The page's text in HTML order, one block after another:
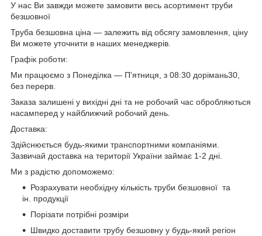
У нас Ви завжди можете замовити весь асортимент труби
безшовної
Труба безшовна ціна — залежить від обсягу замовлення, ціну
Ви можете уточнити в наших менеджерів.
Графік роботи:
Ми працюємо з Понеділка — П'ятниця, з 08:30 дорімань30,
без перерв.
Заказа залишені у вихідні дні та не робочий час обробляються
насамперед у найближчий робочий день.
Доставка:
Здійснюється будь-якими транспортними компаніями.
Зазвичай доставка на території України займає 1-2 дні.
Ми з радістю допоможемо:
Розрахувати необхідну кількість труби безшовної та
ін. продукції
Порізати потрібні розміри
Швидко доставити трубу безшовну у будь-який регіон